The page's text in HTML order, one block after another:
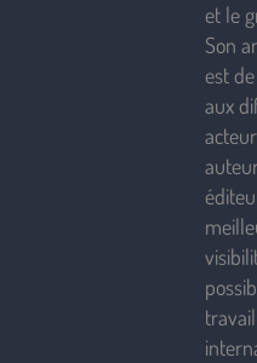
et le
Son
est
aux